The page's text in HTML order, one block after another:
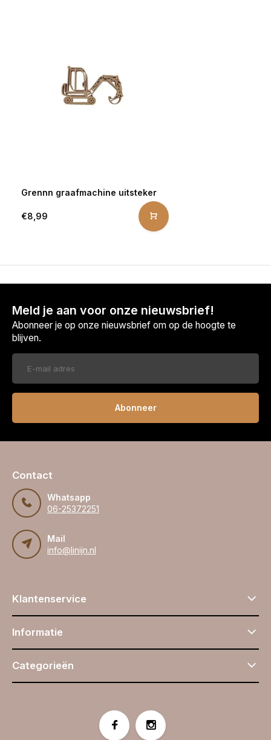
Grennn graafmachine uitsteker
€8,99
Meld je aan voor onze nieuwsbrief!
Abonneer je op onze nieuwsbrief om op de hoogte te
blijven.
Abonneer
Contact
Whatsapp
06-25372251
Mail
info@linijn.nl
Klantenservice
Informatie
Categorieën